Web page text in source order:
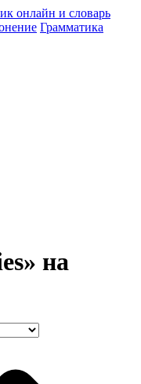
Грамматика
на